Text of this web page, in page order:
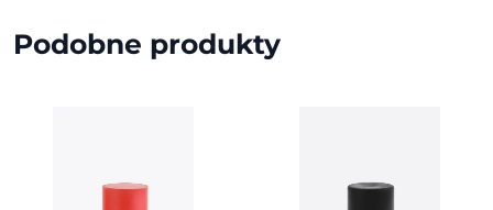
Podobne produkty